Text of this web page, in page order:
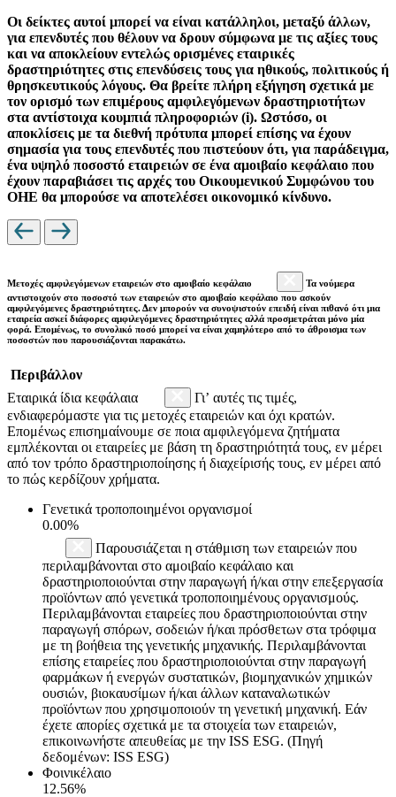
Οι δείκτες αυτοί μπορεί να είναι κατάλληλοι, μεταξύ άλλων,
για επενδυτές που θέλουν να δρουν σύμφωνα με τις αξίες τους
και να αποκλείουν εντελώς ορισμένες εταιρικές
δραστηριότητες στις επενδύσεις τους για ηθικούς, πολιτικούς ή
θρησκευτικούς λόγους. Θα βρείτε πλήρη εξήγηση σχετικά με
τον ορισμό των επιμέρους αμφιλεγόμενων δραστηριοτήτων
στα αντίστοιχα κουμπιά πληροφοριών (i). Ωστόσο, οι
αποκλίσεις με τα διεθνή πρότυπα μπορεί επίσης να έχουν
σημασία για τους επενδυτές που πιστεύουν ότι, για παράδειγμα,
ένα υψηλό ποσοστό εταιρειών σε ένα αμοιβαίο κεφάλαιο που
έχουν παραβιάσει τις αρχές του Οικουμενικού Συμφώνου του
ΟΗΕ θα μπορούσε να αποτελέσει οικονομικό κίνδυνο.
Μετοχές αμφιλεγόμενων εταιρειών στο αμοιβαίο κεφάλαιο
Τα νούμερα
αντιστοιχούν στο ποσοστό των εταιρειών στο αμοιβαίο κεφάλαιο που ασκούν
αμφιλεγόμενες δραστηριότητες. Δεν μπορούν να συνοψιστούν επειδή είναι πιθανό ότι μια
εταιρεία ασκεί διάφορες αμφιλεγόμενες δραστηριότητες αλλά προσμετράται μόνο μία
φορά. Επομένως, το συνολικό ποσό μπορεί να είναι χαμηλότερο από το άθροισμα των
ποσοστών που παρουσιάζονται παρακάτω.
Περιβάλλον
Εταιρικά ίδια κεφάλαια
Γι’ αυτές τις τιμές,
ενδιαφερόμαστε για τις μετοχές εταιρειών και όχι κρατών.
Επομένως επισημαίνουμε σε ποια αμφιλεγόμενα ζητήματα
εμπλέκονται οι εταιρείες με βάση τη δραστηριότητά τους, εν μέρει
από τον τρόπο δραστηριοποίησης ή διαχείρισής τους, εν μέρει από
το πώς κερδίζουν χρήματα.
Γενετικά τροποποιημένοι οργανισμοί
0.00%
Παρουσιάζεται η στάθμιση των εταιρειών που
περιλαμβάνονται στο αμοιβαίο κεφάλαιο και
δραστηριοποιούνται στην παραγωγή ή/και στην επεξεργασία
προϊόντων από γενετικά τροποποιημένους οργανισμούς.
Περιλαμβάνονται εταιρείες που δραστηριοποιούνται στην
παραγωγή σπόρων, σοδειών ή/και πρόσθετων στα τρόφιμα
με τη βοήθεια της γενετικής μηχανικής. Περιλαμβάνονται
επίσης εταιρείες που δραστηριοποιούνται στην παραγωγή
φαρμάκων ή ενεργών συστατικών, βιομηχανικών χημικών
ουσιών, βιοκαυσίμων ή/και άλλων καταναλωτικών
προϊόντων που χρησιμοποιούν τη γενετική μηχανική. Εάν
έχετε απορίες σχετικά με τα στοιχεία των εταιρειών,
επικοινωνήστε απευθείας με την ISS ESG. (Πηγή
δεδομένων: ISS ESG)
Φοινικέλαιο
12.56%